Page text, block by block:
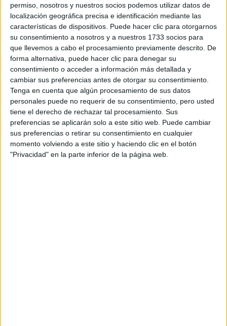
permiso, nosotros y nuestros socios podemos utilizar datos de
localización geográfica precisa e identificación mediante las
características de dispositivos. Puede hacer clic para otorgarnos
su consentimiento a nosotros y a nuestros 1733 socios para
que llevemos a cabo el procesamiento previamente descrito. De
forma alternativa, puede hacer clic para denegar su
consentimiento o acceder a información más detallada y
cambiar sus preferencias antes de otorgar su consentimiento.
Tenga en cuenta que algún procesamiento de sus datos
personales puede no requerir de su consentimiento, pero usted
tiene el derecho de rechazar tal procesamiento. Sus
preferencias se aplicarán solo a este sitio web. Puede cambiar
sus preferencias o retirar su consentimiento en cualquier
momento volviendo a este sitio y haciendo clic en el botón
"Privacidad" en la parte inferior de la página web.
Inicio Inicia sesióno regístratepara enviar comentarios
30 de marzo, 2010 - 16:55 #4
student18
Desconectado
No estas suspendido, tu apruebas con 5. A la fase especifica
van a optar normalmente la gente que necesita nota para
entrar a la carrera..puesto que ahora que las notas pueden
llegar hasta 14....lo mas seguro es que las notas de corte
suban!
Inicio Inicia sesiónoregístratepara enviar comentarios
(Responder a #2)